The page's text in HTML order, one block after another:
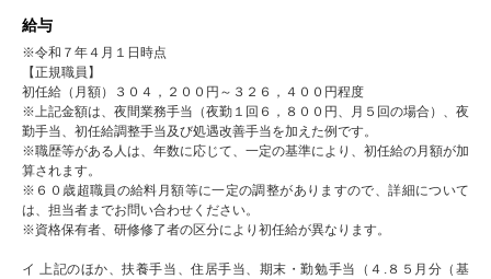
給与
※令和７年４月１日時点
【正規職員】
初任給（月額）３０４，２００円～３２６，４００円程度
※上記金額は、夜間業務手当（夜勤１回６，８００円、月５回の場合）、夜
勤手当、初任給調整手当及び処遇改善手当を加えた例です。
※職歴等がある人は、年数に応じて、一定の基準により、初任給の月額が加
算されます。
※６０歳超職員の給料月額等に一定の調整がありますので、詳細について
は、担当者までお問い合わせください。
※資格保有者、研修修了者の区分により初任給が異なります。
イ 上記のほか、扶養手当、住居手当、期末・勤勉手当（４.８５月分（基